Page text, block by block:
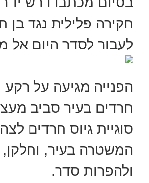
חקירה פלילית נגד בן
לעבור לסדר היום אל
הפנייה מגיעה על
חרדים בעיר סביב
סוגיית גיוס חרדים
המשטרה בעיר, וחלקן,
ולהפרות סדר.